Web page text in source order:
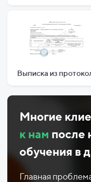
Выписка из
Многие
к нам после
обучения в
Главная